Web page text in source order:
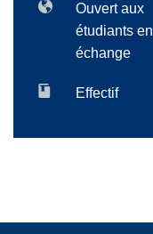
Ouvert aux
étudiants en
échange
Effectif